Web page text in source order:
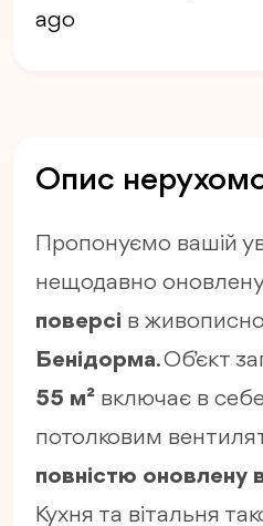
ago
Опис
Пропонуємо вашій
нещодавно
поверсі в
Бенідорма. Об’єкт
55 м² включає в
потолковим
повністю оновлену
Кухня та вітальня